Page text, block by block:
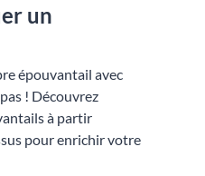
un
épouvantail avec
! Découvrez
à partir
pour enrichir votre